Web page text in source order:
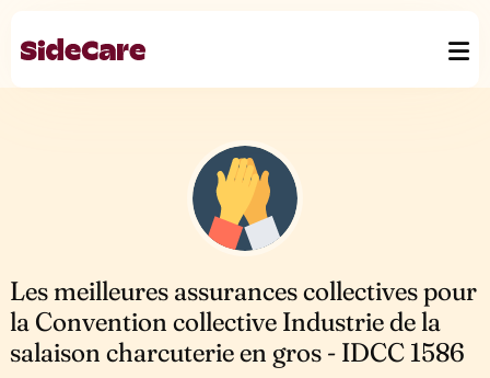
Les meilleures assurances collectives pour
la Convention collective Industrie de la
salaison charcuterie en gros - IDCC 1586